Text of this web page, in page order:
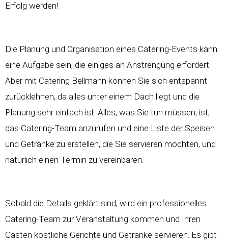
Erfolg werden!
Die Planung und Organisation eines Catering-Events kann
eine Aufgabe sein, die einiges an Anstrengung erfordert.
Aber mit Catering Bellmann können Sie sich entspannt
zurücklehnen, da alles unter einem Dach liegt und die
Planung sehr einfach ist. Alles, was Sie tun müssen, ist,
das Catering-Team anzurufen und eine Liste der Speisen
und Getränke zu erstellen, die Sie servieren möchten, und
natürlich einen Termin zu vereinbaren.
Sobald die Details geklärt sind, wird ein professionelles
Catering-Team zur Veranstaltung kommen und Ihren
Gästen köstliche Gerichte und Getränke servieren. Es gibt